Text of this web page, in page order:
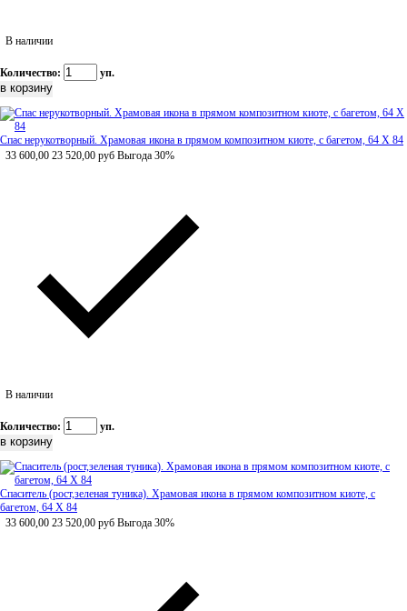
В наличии
Количество: уп.
Спас нерукотворный. Храмовая икона в прямом композитном киоте, с багетом, 64 Х 84
33 600,00 23 520,00 руб Выгода 30%
В наличии
Количество: уп.
Спаситель (рост,зеленая туника). Храмовая икона в прямом композитном киоте, с
багетом, 64 Х 84
33 600,00 23 520,00 руб Выгода 30%